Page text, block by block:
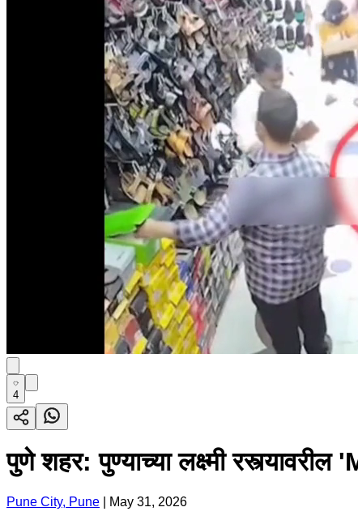
4
पुणे शहर: पुण्याच्या लक्ष्मी
Pune City, Pune May 31, 2026